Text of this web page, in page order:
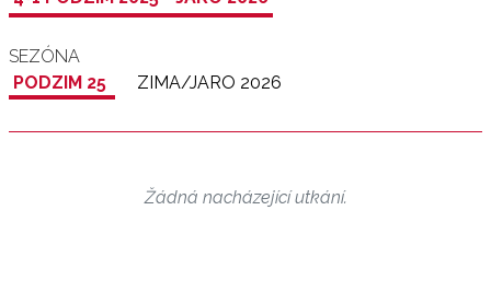
SEZÓNA
PODZIM 25
ZIMA/JARO 2026
Žádná nacházející utkání.